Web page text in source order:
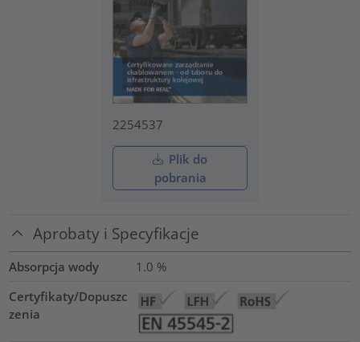
2254537
Plik do
pobrania
Aprobaty i Specyfikacje
Absorpcja wody 1.0 %
Certyfikaty/Dopuszc
zenia